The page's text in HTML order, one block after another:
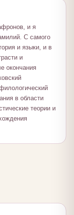
и я
С самого
и языки, и в
и
окончания
в области
теории и